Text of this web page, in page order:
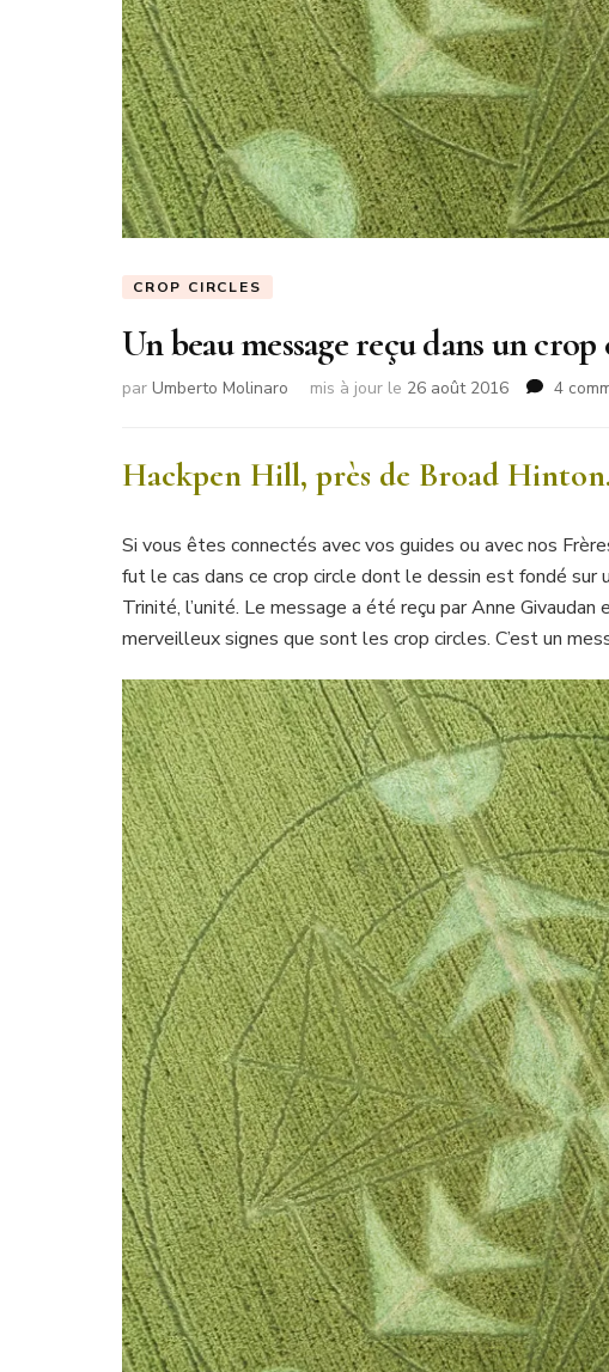
CROP CIRCLES
Un beau message reçu dans un
par Umberto Molinaro mis à jour le 26 août 2016 4
Hackpen Hill, près de Broad
Si vous êtes connectés avec vos guides ou avec nos
fut le cas dans ce crop circle dont le dessin est fondé sur
Trinité, l’unité. Le message a été reçu par Anne
merveilleux signes que sont les crop circles. C’est un